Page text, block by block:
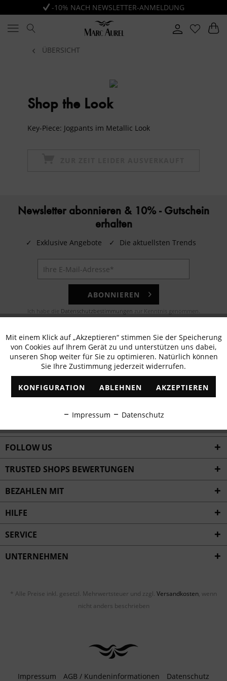
-10% NACH NEWSLETTER-ANMELDUNG
ÜBERSICHT
Shop the Look
Key-Piece: Jogpants im Metallic Look
Newsletter abonnieren & 10% - Gutschein
erhalten
✓ Exklusive Angebote ✓ Die aktuellsten Trends
ABONNIEREN
Ich habe die Datenschutzbestimmungen zur Kenntnis genommen.
E-MAIL
Noch Fragen? Unser Kundenservice hilft Ihnen gerne!
Schreiben Sie eine Nachricht an:
FOLLOW US
TRUSTED SHOPS BEWERTUNGEN
BEZAHLEN MIT
HILFE
SERVICE
UNTERNEHMEN
* Alle Preise inkl. gesetzl. Mehrwertsteuer und zzgl. Versandkosten, wenn
nicht anders beschrieben
Impressum AGB / Kundeninformationen Datenschutz
Funktionale Aktiv
Marketing Inaktiv
Tracking Inaktiv
Personalisierung Inaktiv
Service Inaktiv
Mit einem Klick auf „Akzeptieren“ stimmen Sie der Speicherung
von Cookies auf Ihrem Gerät zu und unterstützen uns dabei,
unseren Shop weiter für Sie zu optimieren. Natürlich können
Sie Ihre Zustimmung jederzeit widerrufen.
KONFIGURATION ABLEHNEN AKZEPTIEREN
Impressum Datenschutz